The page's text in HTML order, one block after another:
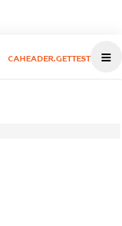
CAHEADER.GETTEST